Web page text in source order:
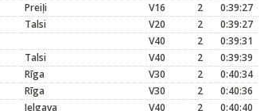
Preiļi V16 2
0:39:27
Talsi V20 2
0:39:27
V40 2
0:39:31
Talsi V40 2
0:39:39
Rīga V30 2
0:40:34
Rīga V30 2
0:40:36
Jelgava V40 2
0:40:40